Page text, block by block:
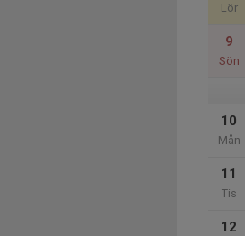
Lör
9
Sön
10
Mån
11
Tis
12